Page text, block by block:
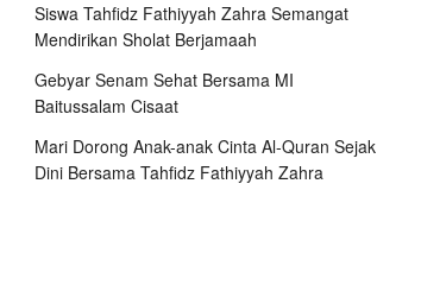
Siswa Tahfidz Fathiyyah Zahra Semangat
Mendirikan Sholat Berjamaah
Gebyar Senam Sehat Bersama MI
Baitussalam Cisaat
Mari Dorong Anak-anak Cinta Al-Quran Sejak
Dini Bersama Tahfidz Fathiyyah Zahra